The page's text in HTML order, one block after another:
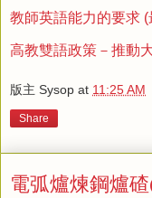
教師英語能力的要求 (
高教雙語政策－推動
版主 Sysop at 11:25 AM
Share
電弧爐煉鋼爐